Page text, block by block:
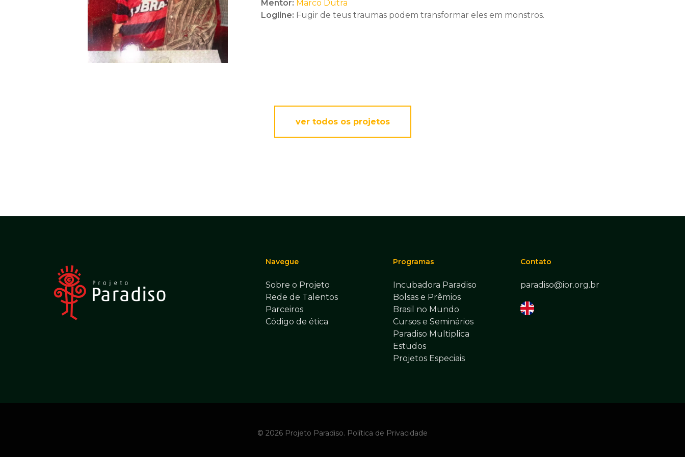
Mentor: Marco Dutra
Logline: Fugir de teus traumas podem transformar eles em monstros.
ver todos os projetos
Navegue
Sobre o Projeto
Rede de Talentos
Parceiros
Código de ética
Programas
Incubadora Paradiso
Bolsas e Prêmios
Brasil no Mundo
Cursos e Seminários
Paradiso Multiplica
Estudos
Projetos Especiais
Contato
paradiso@ior.org.br
© 2026 Projeto Paradiso. Política de Privacidade